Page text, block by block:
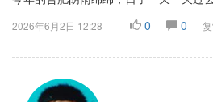
2026年6月2日 12:28 0 0